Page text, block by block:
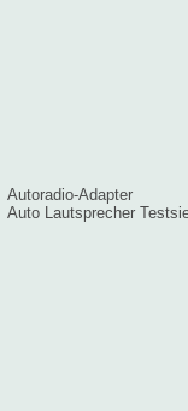
Autoradio-Adapter
Auto Lautsprecher